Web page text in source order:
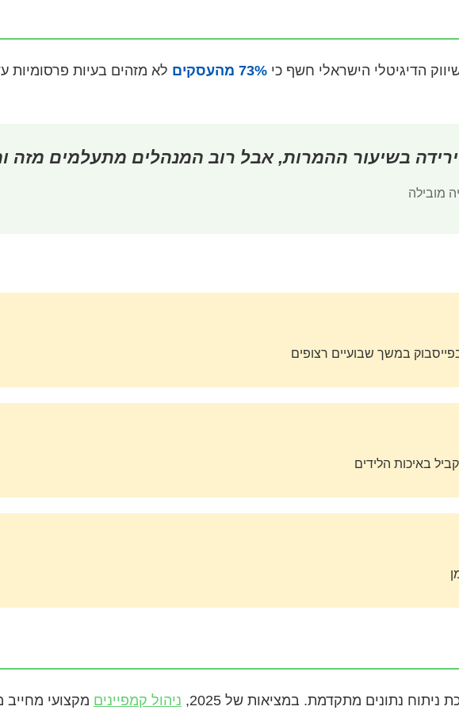
73% מהעסקים
לא מזהים בעיות פרסומיות
בשיעור ההמרות, אבל רוב המנהלים מתעלמים מזה
מובילה
במשך שבועיים רצופים
באיכות הלידים
נתונים מתקדמת. במציאות של 2025, ניהול קמפיינים